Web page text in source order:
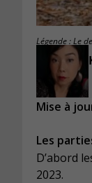
Légende : Le
Mise à
Les
D’abord
2023.